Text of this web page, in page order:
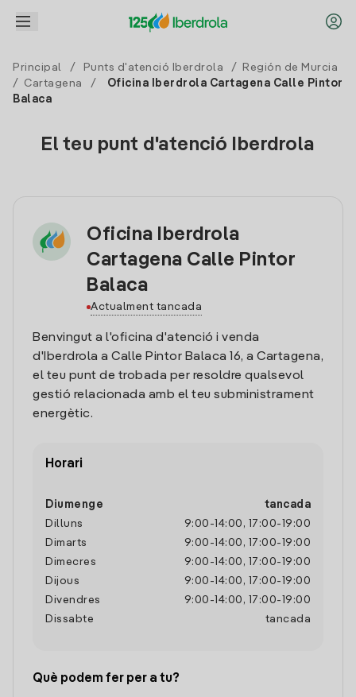
Principal / Punts d'atenció Iberdrola /
Región de Murcia
/
Cartagena /
Oficina Iberdrola Cartagena Calle Pintor
Balaca
El teu punt d'atenció Iberdrola
Oficina Iberdrola
Cartagena Calle Pintor
Balaca
Actualment tancada
Benvingut a l'oficina d'atenció i venda
d'Iberdrola a Calle Pintor Balaca 16, a Cartagena,
el teu punt de trobada per resoldre qualsevol
gestió relacionada amb el teu subministrament
energètic.
Horari
Diumenge
tancada
Dilluns
9:00 - 14:00 , 17:00- 19:00
Dimarts
9:00 - 14:00 , 17:00- 19:00
Dimecres
9:00 - 14:00 , 17:00- 19:00
Dijous
9:00 - 14:00 , 17:00- 19:00
Divendres
9:00 - 14:00 , 17:00- 19:00
Dissabte
tancada
Què podem fer per a tu?